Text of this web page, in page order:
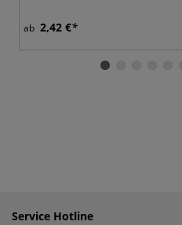
ab 2,42 €
Service Hotline